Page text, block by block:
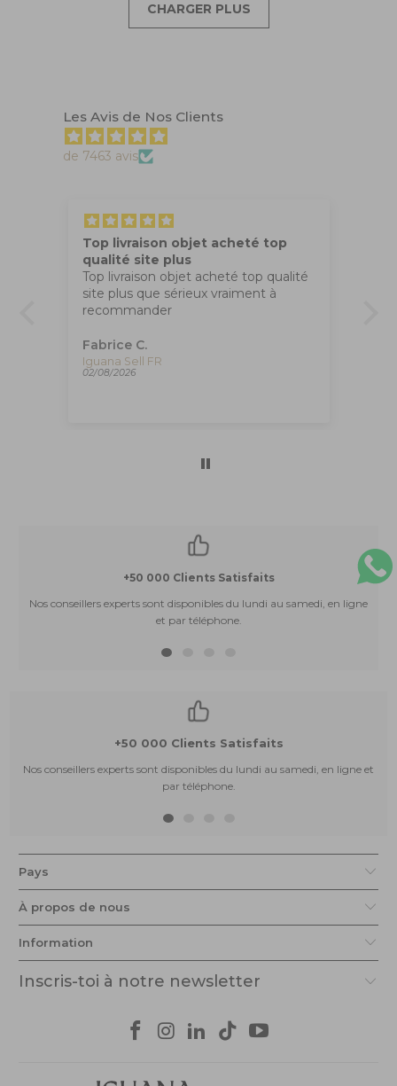
CHARGER PLUS
Les Avis de Nos Clients
de 7463 avis
Top livraison objet acheté top
qualité site plus
Top livraison objet acheté top qualité
site plus que sérieux vraiment à
recommander
Fabrice C.
Iguana Sell FR
02/08/2026
+50 000 Clients Satisfaits
Nos conseillers experts sont disponibles du lundi au samedi, en ligne
et par téléphone.
+50 000 Clients Satisfaits
Nos conseillers experts sont disponibles du lundi au samedi, en ligne et
par téléphone.
Pays
À propos de nous
Information
Inscris-toi à notre newsletter